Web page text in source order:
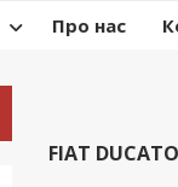
Про нас
FIAT